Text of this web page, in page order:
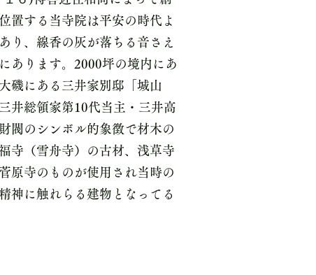
置する当寺院は平安の時代よ
り、線香の灰が落ちる音さえ
あります。2000坪の境内にあ
磯にある三井家別邸「城山
井総領家第10代当主・三井高
閥のシンボル的象徴で材木の
寺（雪舟寺）の古材、浅草寺
原寺のものが使用され当時の
神に触れらる建物となってる